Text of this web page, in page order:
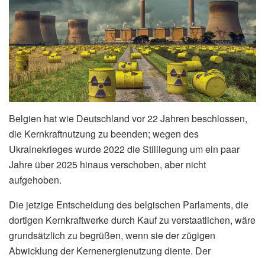
Belgien hat wie Deutschland vor 22 Jahren beschlossen,
die Kernkraftnutzung zu beenden; wegen des
Ukrainekrieges wurde 2022 die Stilllegung um ein paar
Jahre über 2025 hinaus verschoben, aber nicht
aufgehoben.
Die jetzige Entscheidung des belgischen Parlaments, die
dortigen Kernkraftwerke durch Kauf zu verstaatlichen, wäre
grundsätzlich zu begrüßen, wenn sie der zügigen
Abwicklung der Kernenergienutzung diente. Der